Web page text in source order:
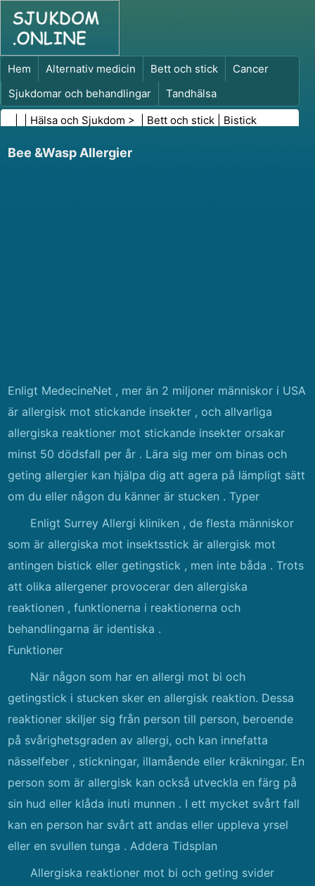
Hem Alternativ medicin Bett och stick
Cancer
Sjukdomar och behandlingar
Tandhälsa
Kost och näring
Familjehälsa
Hälsa och Sjukdom > | Bett och stick Bistick
Bee &Wasp Allergier
Enligt MedecineNet , mer än 2 miljoner människor i USA
är allergisk mot stickande insekter , och allvarliga
allergiska reaktioner mot stickande insekter orsakar
minst 50 dödsfall per år . Lära sig mer om binas och
geting allergier kan hjälpa dig att agera på lämpligt sätt
om du eller någon du känner är stucken . Typer
Enligt Surrey Allergi kliniken , de flesta människor
som är allergiska mot insektsstick är allergisk mot
antingen bistick eller getingstick , men inte båda . Trots
att olika allergener provocerar den allergiska
reaktionen , funktionerna i reaktionerna och
behandlingarna är identiska .
Funktioner
När någon som har en allergi mot bi och
getingstick i stucken sker en allergisk reaktion. Dessa
reaktioner skiljer sig från person till person, beroende
på svårighetsgraden av allergi, och kan innefatta
nässelfeber , stickningar, illamående eller kräkningar. En
person som är allergisk kan också utveckla en färg på
sin hud eller klåda inuti munnen . I ett mycket svårt fall
kan en person har svårt att andas eller uppleva yrsel
eller en svullen tunga . Addera Tidsplan
Allergiska reaktioner mot bi och geting svider